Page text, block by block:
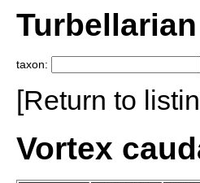
taxon:
[Return to
Vortex